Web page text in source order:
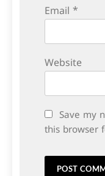
Email *
Website
Save my
this browser